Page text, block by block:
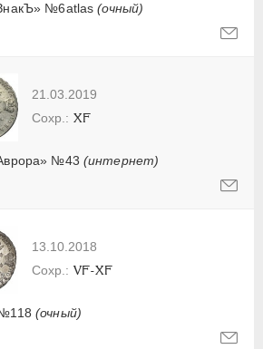
№6atlas(очный)
21.03.2019
№43 (интернет)
XF
13.10.2018
(очный)
VF-XF